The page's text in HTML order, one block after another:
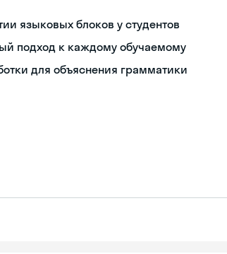
языковых блоков у студентов
подход к каждому обучаемому
для объяснения грамматики